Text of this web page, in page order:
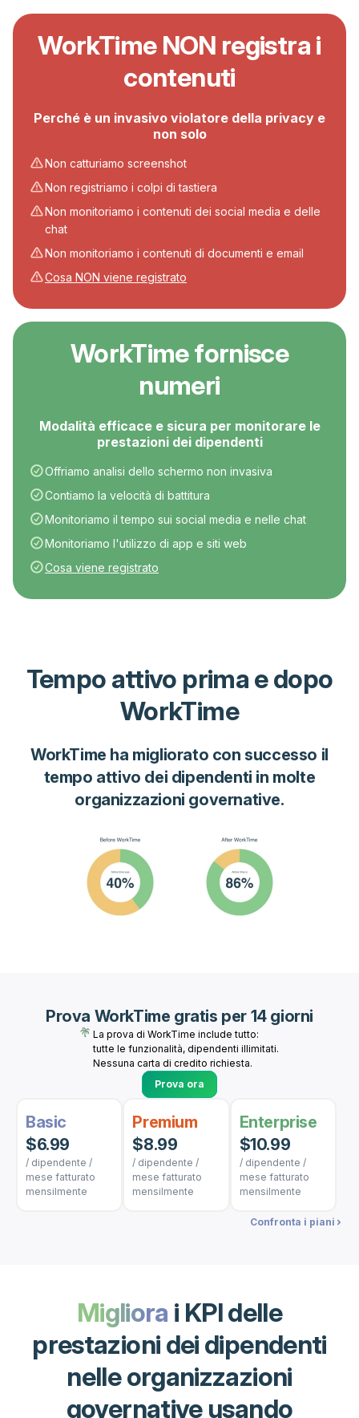
WorkTime NON registra i
contenuti
Perché è un invasivo violatore della privacy e
non solo
Non catturiamo screenshot
Non registriamo i colpi di tastiera
Non monitoriamo i contenuti dei social media e delle
chat
Non monitoriamo i contenuti di documenti e email
Cosa NON viene registrato
WorkTime fornisce
numeri
Modalità efficace e sicura per monitorare le
prestazioni dei dipendenti
Offriamo analisi dello schermo non invasiva
Contiamo la velocità di battitura
Monitoriamo il tempo sui social media e nelle chat
Monitoriamo l'utilizzo di app e siti web
Cosa viene registrato
Tempo attivo prima e dopo
WorkTime
WorkTime ha migliorato con successo il
tempo attivo dei dipendenti in molte
organizzazioni governative.
Prova WorkTime gratis per 14 giorni
La prova di WorkTime include tutto:
tutte le funzionalità, dipendenti illimitati.
Nessuna carta di credito richiesta.
Prova ora
Basic
$6.99
/ dipendente /
mese fatturato
mensilmente
Premium
$8.99
/ dipendente /
mese fatturato
mensilmente
Enterprise
$10.99
/ dipendente /
mese fatturato
mensilmente
Confronta i piani
Migliora i KPI delle
prestazioni dei dipendenti
nelle organizzazioni
governative usando